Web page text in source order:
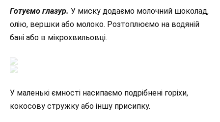
Готуємо глазур. У миску додаємо молочний шоколад,
олію, вершки або молоко. Розтоплюємо на водяній
бані або в мікрохвильовці.
У маленькі ємності насипаємо подрібнені горіхи,
кокосову стружку або іншу присипку.